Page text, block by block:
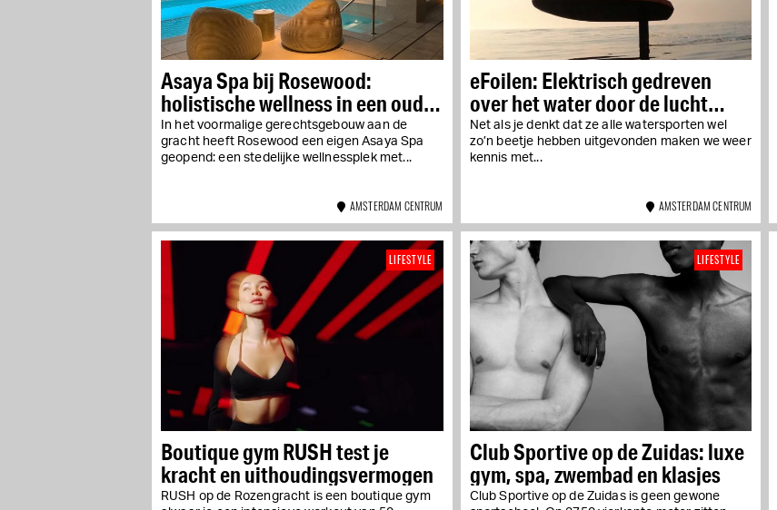
Asaya Spa bij Rosewood:
holistische wellness in een oud
gerechtsgebouw
In het voormalige gerechtsgebouw aan de
gracht heeft Rosewood een eigen Asaya Spa
geopend: een stedelijke wellnessplek met...
AMSTERDAM CENTRUM
eFoilen: Elektrisch gedreven
over het water door de lucht
surfen
Net als je denkt dat ze alle watersporten wel
zo’n beetje hebben uitgevonden maken we weer
kennis met...
AMSTERDAM CENTRUM
Boutique gym RUSH test je
kracht en uithoudingsvermogen
RUSH op de Rozengracht is een boutique gym
LIFESTYLE
Club Sportive op de Zuidas: luxe
gym, spa, zwembad en klasjes
Club Sportive op de Zuidas is geen gewone
LIFESTYLE